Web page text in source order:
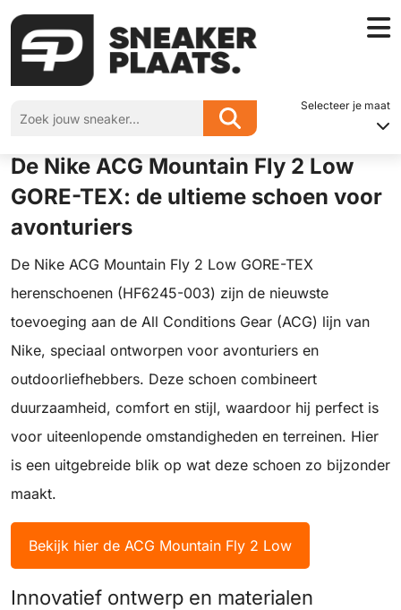
Selecteer je maat
Home»De Nike ACG Mountain Fly 2 Low GORE-TEX: de ultieme schoen voor
avonturiers
De Nike ACG Mountain Fly 2 Low
GORE-TEX: de ultieme schoen voor
avonturiers
De Nike ACG Mountain Fly 2 Low GORE-TEX
herenschoenen (HF6245-003) zijn de nieuwste
toevoeging aan de All Conditions Gear (ACG) lijn van
Nike, speciaal ontworpen voor avonturiers en
outdoorliefhebbers. Deze schoen combineert
duurzaamheid, comfort en stijl, waardoor hij perfect is
voor uiteenlopende omstandigheden en terreinen. Hier
is een uitgebreide blik op wat deze schoen zo bijzonder
maakt.
Bekijk hier de ACG Mountain Fly 2 Low
Innovatief ontwerp en materialen